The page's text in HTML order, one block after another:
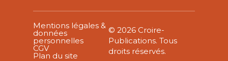
Mentions légales &
données
personnelles
CGV
Plan du site
© 2026 Croire-
Publications. Tous
droits réservés.